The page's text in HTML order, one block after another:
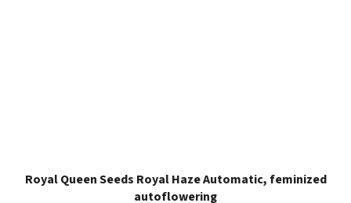
Royal Queen Seeds Royal Haze Automatic, feminized
autoflowering